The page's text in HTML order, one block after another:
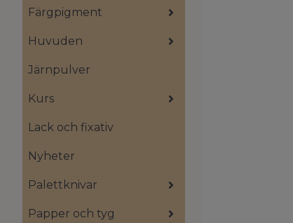
Färgpigment
Huvuden
Järnpulver
Kurs
Lack och fixativ
Nyheter
Palettknivar
Papper och tyg